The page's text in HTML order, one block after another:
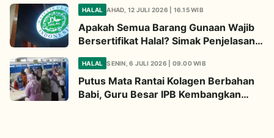
HALAL AHAD, 12 JULI 2026 | 16.15 WIB
Apakah Semua Barang Gunaan Wajib
Bersertifikat Halal? Simak Penjelasan
Ini
HALAL SENIN, 6 JULI 2026 | 09.00 WIB
Putus Mata Rantai Kolagen Berbahan
Babi, Guru Besar IPB Kembangkan